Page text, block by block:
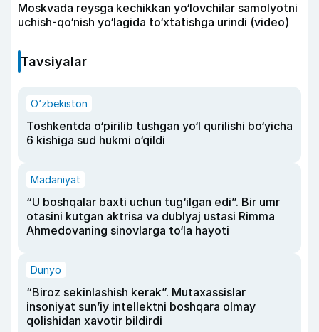
Moskvada reysga kechikkan yo‘lovchilar samolyotni
uchish-qo‘nish yo‘lagida to‘xtatishga urindi (video)
Tavsiyalar
O‘zbekiston
Toshkentda o‘pirilib tushgan yo‘l qurilishi bo‘yicha
6 kishiga sud hukmi o‘qildi
Madaniyat
“U boshqalar baxti uchun tug‘ilgan edi”. Bir umr
otasini kutgan aktrisa va dublyaj ustasi Rimma
Ahmedovaning sinovlarga to‘la hayoti
Dunyo
“Biroz sekinlashish kerak”. Mutaxassislar
insoniyat sun’iy intellektni boshqara olmay
qolishidan xavotir bildirdi